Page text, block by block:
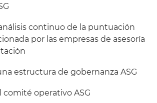
continuo de la puntuación
por las empresas de asesoría
estructura de gobernanza ASG
comité operativo ASG